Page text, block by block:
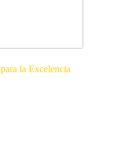
la Excelencia